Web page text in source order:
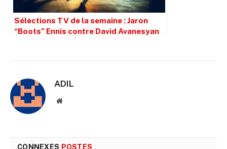
Sélections TV de la semaine : Jaron
“Boots” Ennis contre David Avanesyan
ADIL
Site
CONNEXES POSTES